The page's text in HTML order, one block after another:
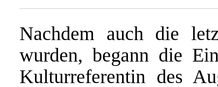
Nachdem auch die
wurden, begann die
Kulturreferentin des